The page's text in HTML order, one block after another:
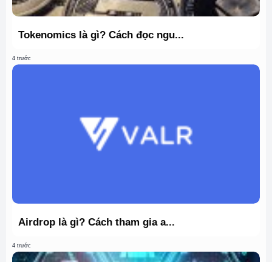
Tokenomics là gì? Cách đọc ngu...
4 trước
Airdrop là gì? Cách tham gia a...
4 trước